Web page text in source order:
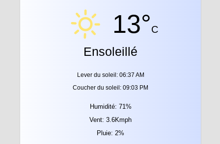
13°C
Ensoleillé
Lever du soleil: 06:37 AM
Coucher du soleil: 09:03 PM
Humidité: 71%
Vent: 3.6Kmph
Pluie: 2%